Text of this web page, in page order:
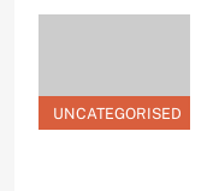
UNCATEGORISED